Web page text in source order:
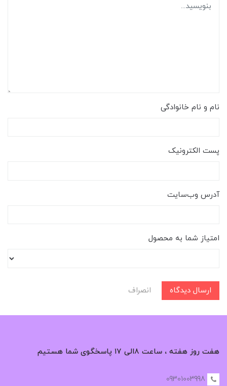
نام و نام خانوادگی
پست الکترونیک
آدرس وب‌سایت
امتیاز شما به محصول
ارسال دیدگاه انصراف
هفت روز هفته ، ساعت ۸الی ۱۷ پاسخگوی شما هستیم
09301003998